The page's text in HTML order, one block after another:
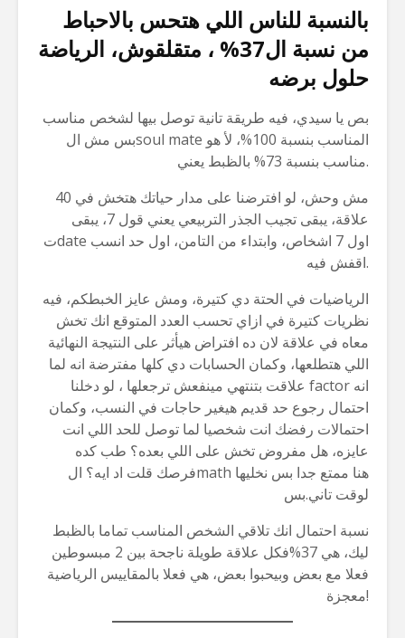
بالنسبة للناس اللي هتحس بالاحباط
من نسبة ال37% ، متقلقوش، الرياضة
حلول برضه
بص يا سيدي، فيه طريقة تانية توصل بيها لشخص مناسب
بس مش الsoul mate المناسب بنسبة 100%، لأ هو
مناسب بنسبة 73% بالظبط يعني.
مش وحش، لو افترضنا على مدار حياتك هتخش في 40
علاقة، يبقى تجيب الجذر التربيعي يعني قول 7، يبقى
تdate اول 7 اشخاص، وابتداء من التامن، اول حد انسب
اقفش فيه.
الرياضيات في الحتة دي كتيرة، ومش عايز الخبطكم، فيه
نظريات كتيرة في ازاي تحسب العدد المتوقع انك تخش
معاه في علاقة لان ده افتراض هيأثر على النتيجة النهائية
اللي هتطلعها، وكمان الحسابات دي كلها مفترضة انه لما
علاقت بتنتهي مينفعش ترجعلها ، لو دخلنا factor انه
احتمال رجوع حد قديم هيغير حاجات في النسب، وكمان
احتمالات رفضك انت شخصيا لما توصل للحد اللي انت
عايزه، هل مفروض تخش على اللي بعده؟ طب كده
فرصك قلت اد ايه؟ الmath هنا ممتع جدا بس نخليها
لوقت تاني.بس
نسبة احتمال انك تلاقي الشخص المناسب تماما بالظبط
ليك، هي 37%فكل علاقة طويلة ناجحة بين 2 مبسوطين
فعلا مع بعض وبيحبوا بعض، هي فعلا بالمقاييس الرياضية
معجزة!